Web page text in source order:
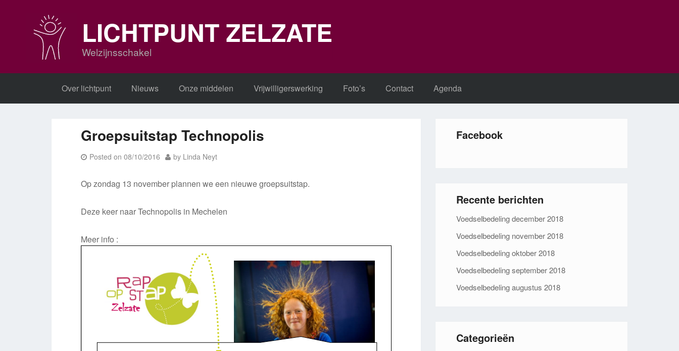
LICHTPUNT ZELZATE
Welzijnsschakel
Over lichtpunt Nieuws Onze middelen Vrijwilligerswerking Foto’s Contact Agenda
Groepsuitstap Technopolis
Posted on08/10/2016 by Linda Neyt
Op zondag 13 november plannen we een nieuwe groepsuitstap.
Deze keer naar Technopolis in Mechelen
Meer info :
Facebook
Recente berichten
Voedselbedeling december 2018
Voedselbedeling november 2018
Voedselbedeling oktober 2018
Voedselbedeling september 2018
Voedselbedeling augustus 2018
Categorieën